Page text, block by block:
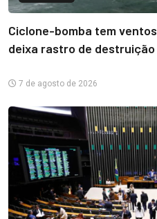
Ciclone-bomba tem
deixa rastro de destruição
7 de agosto de 2026